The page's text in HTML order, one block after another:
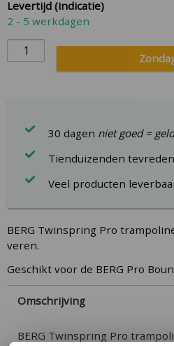
Levertijd (indicatie)
2 - 5 werkdagen
30 dagen niet goed =
Tienduizenden
Veel producten
BERG Twinspring Pro
veren.
Geschikt voor de BERG Pro
images
gallery
Omschrijving
BERG Twinspring Pro